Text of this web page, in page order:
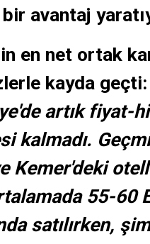
avantaj
en net ortak
kayda geçti:
artık fiyat-
kalmadı.
Kemer'deki
55-60
satılırken,